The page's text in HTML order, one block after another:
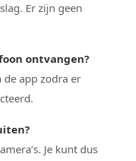
Er zijn geen
ontvangen?
de app zodra er
Je kunt dus